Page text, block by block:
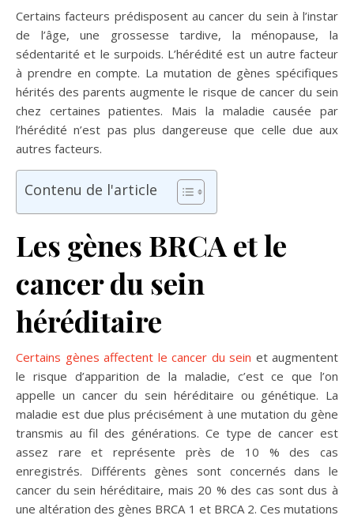
Certains facteurs prédisposent au cancer du sein à l’instar
de l’âge, une grossesse tardive, la ménopause, la
sédentarité et le surpoids. L’hérédité est un autre facteur
à prendre en compte. La mutation de gènes spécifiques
hérités des parents augmente le risque de cancer du sein
chez certaines patientes. Mais la maladie causée par
l’hérédité n’est pas plus dangereuse que celle due aux
autres facteurs.
Contenu de l'article
Les gènes BRCA et le
cancer du sein
héréditaire
Certains gènes affectent le cancer du sein et augmentent
le risque d’apparition de la maladie, c’est ce que l’on
appelle un cancer du sein héréditaire ou génétique. La
maladie est due plus précisément à une mutation du gène
transmis au fil des générations. Ce type de cancer est
assez rare et représente près de 10 % des cas
enregistrés. Différents gènes sont concernés dans le
cancer du sein héréditaire, mais 20 % des cas sont dus à
une altération des gènes BRCA 1 et BRCA 2. Ces mutations